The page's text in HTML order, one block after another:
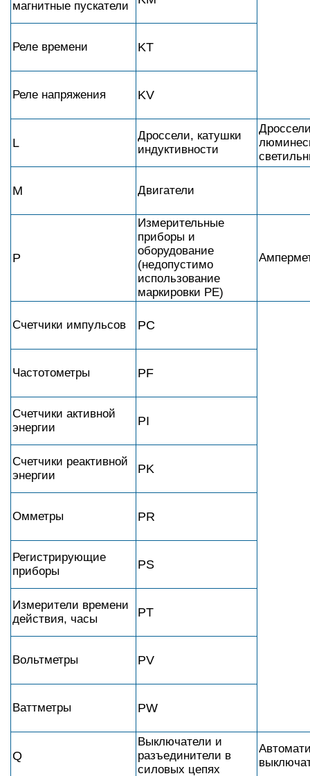
магнитные пускатели
Реле времени KT
Реле напряжения KV
L
Дроссели, катушки
индуктивности
M Двигатели
P
Измерительные
приборы и
оборудование
(недопустимо
использование
маркировки РЕ)
Счетчики импульсов PC
Частотометры PF
Счетчики активной
энергии
PI
Счетчики реактивной
энергии
PK
Омметры PR
Регистрирующие
приборы
PS
Измерители времени
действия, часы
PT
Вольтметры PV
Ваттметры PW
Q
Выключатели и
разъединители в
силовых цепях